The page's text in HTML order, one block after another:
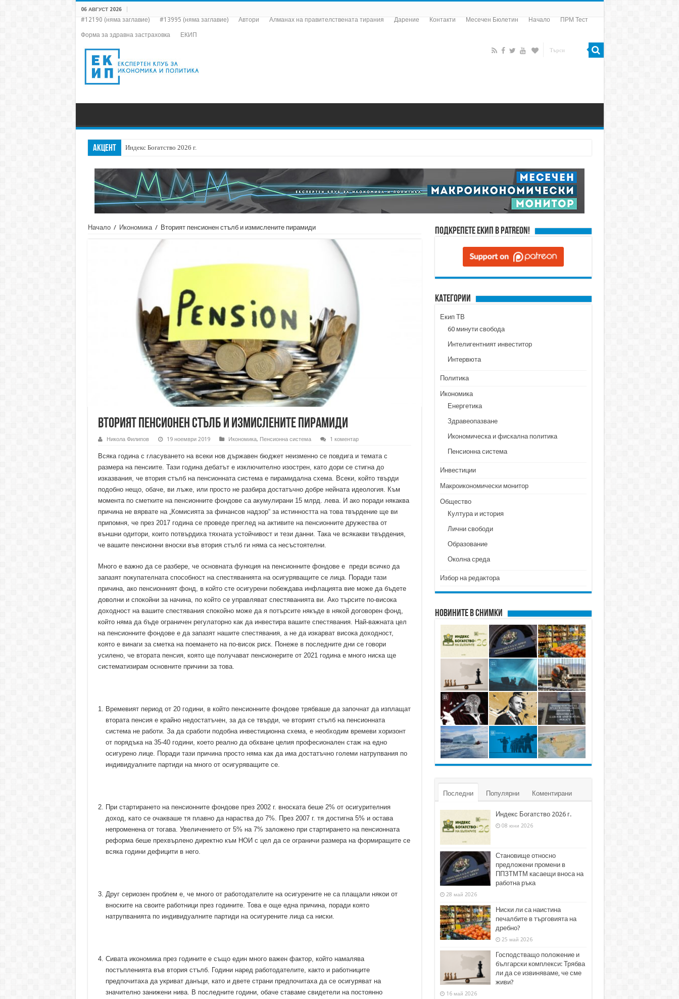
06 АВГУСТ 2026
#12190 (няма заглавие) #13995 (няма заглавие) Автори Алманах на правителствената тирания Дарение Контакти Месечен Бюлетин Начало ПРМ Тест
Форма за здравна застраховка ЕКИП
АКЦЕНТ Индекс Богатство 2026 г.
Начало / Икономика / Вторият пенсионен стълб и измислените пирамиди
Вторият пенсионен стълб и измислените пирамиди
Никола Филипов 19 ноември 2019 Икономика, Пенсионна система 1 коментар
Всяка година с гласуването на всеки нов държавен бюджет неизменно се повдига и темата с
размера на пенсиите. Тази година дебатът е изключително изострен, като дори се стигна до
изказвания, че втория стълб на пенсионната система е пирамидална схема. Всеки, който твърди
подобно нещо, обаче, ви лъже, или просто не разбира достатъчно добре нейната идеология. Към
момента по сметките на пенсионните фондове са акумулирани 15 млрд. лева. И ако поради някаква
причина не вярвате на „Комисията за финансов надзор“ за истинността на това твърдение ще ви
припомня, че през 2017 година се проведе преглед на активите на пенсионните дружества от
външни одитори, които потвърдиха тяхната устойчивост и тези данни. Така че всякакви твърдения,
че вашите пенсионни вноски във втория стълб ги няма са несъстоятелни.
Много е важно да се разбере, че основната функция на пенсионните фондове е преди всичко да
запазят покупателната способност на спестяванията на осигуряващите се лица. Поради тази
причина, ако пенсионният фонд, в който сте осигурени побеждава инфлацията вие може да бъдете
доволни и спокойни за начина, по който се управляват спестяванията ви. Ако търсите по-висока
доходност на вашите спестявания спокойно може да я потърсите някъде в някой договорен фонд,
който няма да бъде ограничен регулаторно как да инвестира вашите спестявания. Най-важната цел
на пенсионните фондове е да запазят нашите спестявания, а не да изкарват висока доходност,
която е винаги за сметка на поемането на по-висок риск. Понеже в последните дни се говори
усилено, че втората пенсия, която ще получават пенсионерите от 2021 година е много ниска ще
систематизирам основните причини за това.
Времевият период от 20 години, в който пенсионните фондове трябваше да започнат да изплащат
втората пенсия е крайно недостатъчен, за да се твърди, че вторият стълб на пенсионната
система не работи. За да сработи подобна инвестиционна схема, е необходим времеви хоризонт
от порядъка на 35-40 години, което реално да обхване целия професионален стаж на едно
осигурено лице. Поради тази причина просто няма как да има достатъчно големи натрупвания по
индивидуалните партиди на много от осигуряващите се.
При стартирането на пенсионните фондове през 2002 г. вноската беше 2% от осигурителния
доход, като се очакваше тя плавно да нараства до 7%. През 2007 г. тя достигна 5% и остава
непроменена от тогава. Увеличението от 5% на 7% заложено при стартирането на пенсионната
реформа беше прехвърлено директно към НОИ с цел да се ограничи размера на формиращите се
всяка години дефицити в него.
Друг сериозен проблем е, че много от работодателите на осигурените не са плащали някои от
вноските на своите работници през годините. Това е още една причина, поради която
натрупванията по индивидуалните партиди на осигурените лица са ниски.
Сивата икономика през годините е също един много важен фактор, който намалява
постъпленията във втория стълб. Години наред работодателите, както и работниците
предпочитаха да укриват данъци, като и двете страни предпочитаха да се осигуряват на
значително занижени нива. В последните години, обаче ставаме свидетели на постоянно
Подкрепете ЕКИП в Patreon!
Категории
Екип ТВ
60 минути свобода
Интелигентният инвеститор
Интервюта
Политика
Икономика
Енергетика
Здравеопазване
Икономическа и фискална политика
Пенсионна система
Инвестиции
Макроикономически монитор
Общество
Култура и история
Лични свободи
Образование
Околна среда
Избор на редактора
Новините в снимки
Последни Популярни Коментирани
Индекс Богатство 2026 г.
08 юни 2026
Становище относно
предложени промени в
ППЗТМТМ касаещи вноса на
работна ръка
28 май 2026
Ниски ли са наистина
печалбите в търговията на
дребно?
25 май 2026
Господстващо положение и
български комплекси: Трябва
ли да се извиняваме, че сме
живи?
16 май 2026